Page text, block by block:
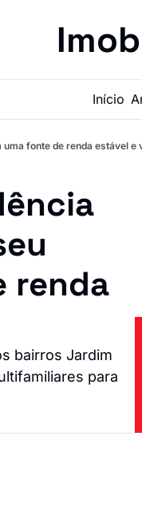
Início
fonte de renda estável e
renda
bairros Jardim
para